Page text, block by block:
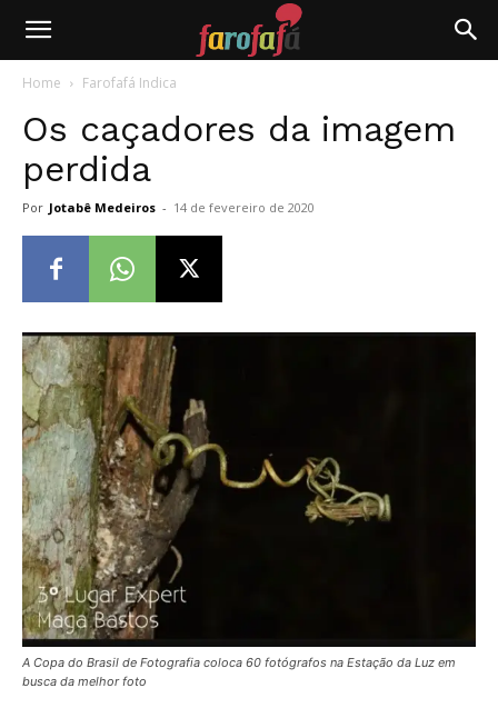
Farofafá
Home Farofafá Indica
Os caçadores da imagem
perdida
Por Jotabê Medeiros - 14 de fevereiro de 2020
A Copa do Brasil de Fotografia coloca 60 fotógrafos na Estação da Luz em
busca da melhor foto